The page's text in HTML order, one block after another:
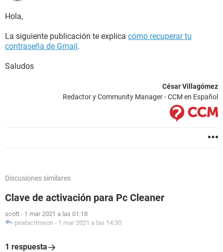
Hola,
La siguiente publicación te explica cómo recuperar tu
contraseña de Gmail.
Saludos
César Villagómez
Redactor y Community Manager - CCM en Español
Discusiones similares
Clave de activación para Pc Cleaner
scott - 1 mar 2021 a las 01:18
piratacrimson - 1 mar 2021 a las 14:30
1 respuesta